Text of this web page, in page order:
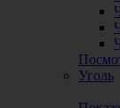
Уголь